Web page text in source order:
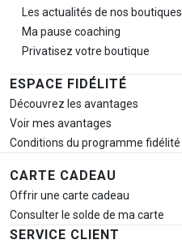
Les actualités de nos boutiques
Ma pause coaching
Privatisez votre boutique
ESPACE FIDÉLITÉ
Découvrez les avantages
Voir mes avantages
Conditions du programme fidélité
CARTE CADEAU
Offrir une carte cadeau
Consulter le solde de ma carte
SERVICE CLIENT